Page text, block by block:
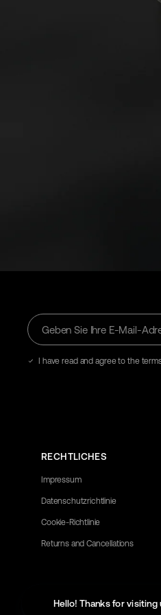
Geben
Sie
Ihre
E-
Abonnieren
I have read and agree to the
RECHTLICHES
Impressum
Datenschutzrichtlinie
Cookie-Richtlinie
Returns and Cancellations
Hello! Thanks for visiting